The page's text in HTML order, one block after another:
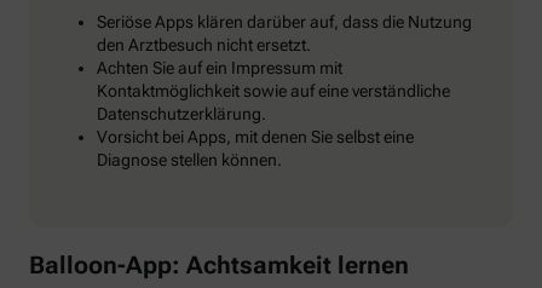
Seriöse Apps klären darüber auf, dass die Nutzung
den Arztbesuch nicht ersetzt.
Achten Sie auf ein Impressum mit
Kontaktmöglichkeit sowie auf eine verständliche
Datenschutzerklärung.
Vorsicht bei Apps, mit denen Sie selbst eine
Diagnose stellen können.
Balloon-App: Achtsamkeit lernen